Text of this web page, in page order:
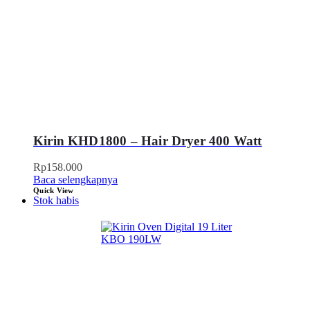
Kirin KHD1800 – Hair Dryer 400 Watt
Rp158.000
Baca selengkapnya
Quick View
Stok habis